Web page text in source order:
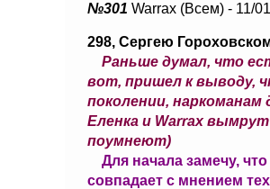
№301 Warrax (Всем) - 11/
298, Сергею
Раньше думал, что
вот, пришел к выводу,
поколении, наркоманам
Еленка и Warrax
поумнеют)
Для начала замечу,
совпадает с мнением